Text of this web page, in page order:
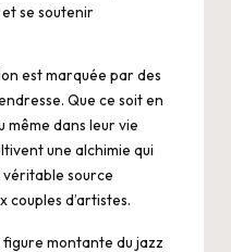
se soutenir
est marquée par des
Que ce soit en
dans leur vie
une alchimie qui
véritable source
couples d’artistes.
montante du jazz